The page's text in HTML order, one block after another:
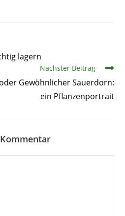
lagern
Nächster Beitrag
Gewöhnlicher Sauerdorn:
ein Pflanzenportrait